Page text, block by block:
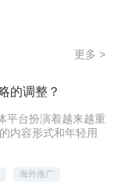
更多 >
的调整？
平台扮演着越来越重
内容形式和年轻用
海外推广